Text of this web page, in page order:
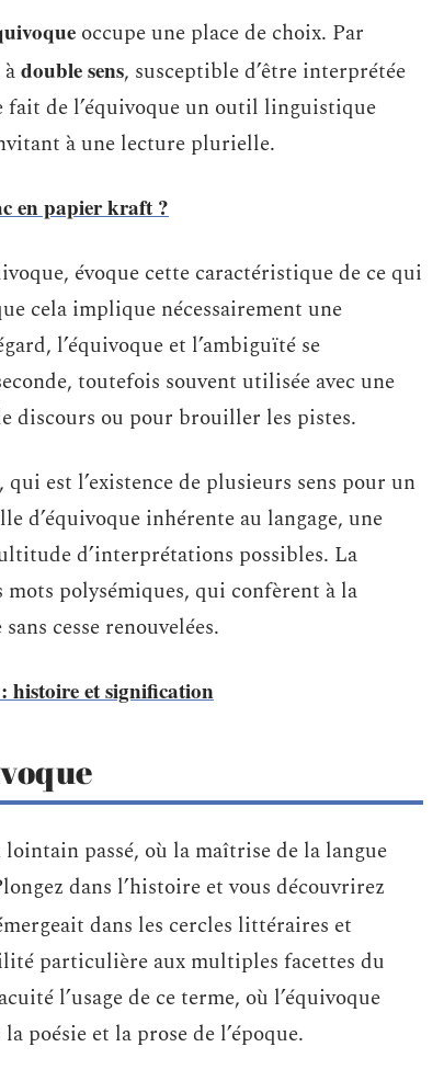
occupe une place de choix. Par
double sens, susceptible d’être interprétée
de l’équivoque un outil linguistique
à une lecture plurielle.
en papier kraft ?
évoque cette caractéristique de ce qui
cela implique nécessairement une
l’équivoque et l’ambiguïté se
toutefois souvent utilisée avec une
discours ou pour brouiller les pistes.
, qui est l’existence de plusieurs sens pour un
d’équivoque inhérente au langage, une
d’interprétations possibles. La
polysémiques, qui confèrent à la
cesse renouvelées.
histoire et signification
passé, où la maîtrise de la langue
dans l’histoire et vous découvrirez
dans les cercles littéraires et
particulière aux multiples facettes du
l’usage de ce terme, où l’équivoque
poésie et la prose de l’époque.